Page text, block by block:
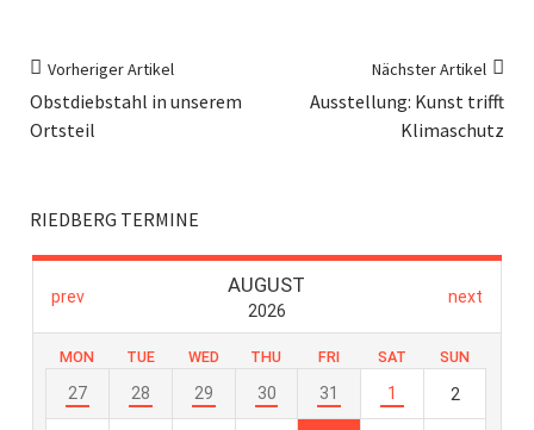
Vorheriger Artikel
Obstdiebstahl in unserem
Ortsteil
Nächster Artikel
Ausstellung: Kunst trifft
Klimaschutz
RIEDBERG TERMINE